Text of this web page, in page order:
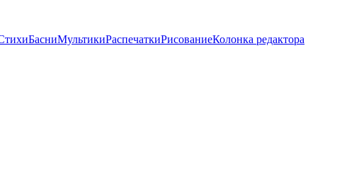
БасниМультикиРаспечаткиРисованиеКолонка редактора